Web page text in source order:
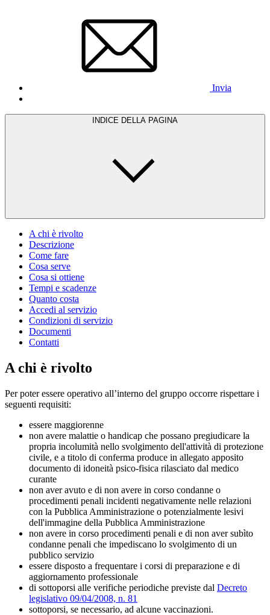
Invia
INDICE DELLA PAGINA
A chi è rivolto
Descrizione
Come fare
Cosa serve
Cosa si ottiene
Tempi e scadenze
Quanto costa
Accedi al servizio
Condizioni di servizio
Documenti
Contatti
A chi è rivolto
Per poter essere operativo all’interno del gruppo occorre rispettare i
seguenti requisiti:
essere maggiorenne
non avere malattie o handicap che possano pregiudicare la
propria incolumità nello svolgimento dell'attività di protezione
civile, e a titolo di conferma produce in allegato apposito
documento di idoneità psico-fisica rilasciato dal medico
curante
non aver avuto e di non avere in corso condanne o
procedimenti penali incidenti negativamente nelle relazioni
con la Pubblica Amministrazione o potenzialmente lesivi
dell'immagine della Pubblica Amministrazione
non avere in corso procedimenti penali e di non aver subìto
condanne penali che impediscano lo svolgimento di un
pubblico servizio
essere disposto a frequentare i corsi di preparazione e di
aggiornamento professionale
di sottoporsi alle verifiche periodiche previste dal Decreto
legislativo 09/04/2008, n. 81
sottoporsi, se necessario, ad alcune vaccinazioni.